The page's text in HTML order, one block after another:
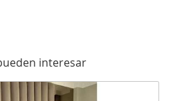
interesar